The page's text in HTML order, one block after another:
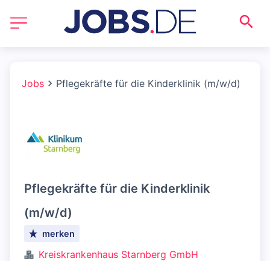
Jobs Pflegekräfte für die Kinderklinik (m/w/d)
Pflegekräfte für die Kinderklinik
(m/w/d)
merken
Kreiskrankenhaus Starnberg GmbH